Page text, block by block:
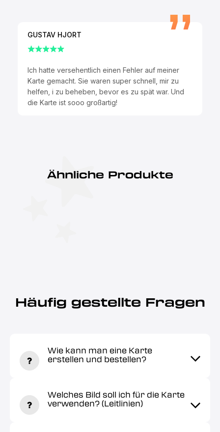
GUSTAV HJORT
Ich hatte versehentlich einen Fehler auf meiner
Karte gemacht. Sie waren super schnell, mir zu
helfen, i zu beheben, bevor es zu spät war. Und
die Karte ist sooo großartig!
Ähnliche Produkte
Häufig gestellte Fragen
Wie kann man eine Karte
erstellen und bestellen?
Welches Bild soll ich für die Karte
verwenden? (Leitlinien)